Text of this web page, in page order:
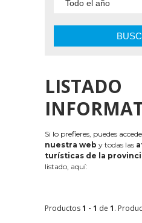
LISTADO
Si lo prefieres, puedes
nuestra web y todas las
turísticas de la
listado, aquí:
Productos1 - 1 de 1.